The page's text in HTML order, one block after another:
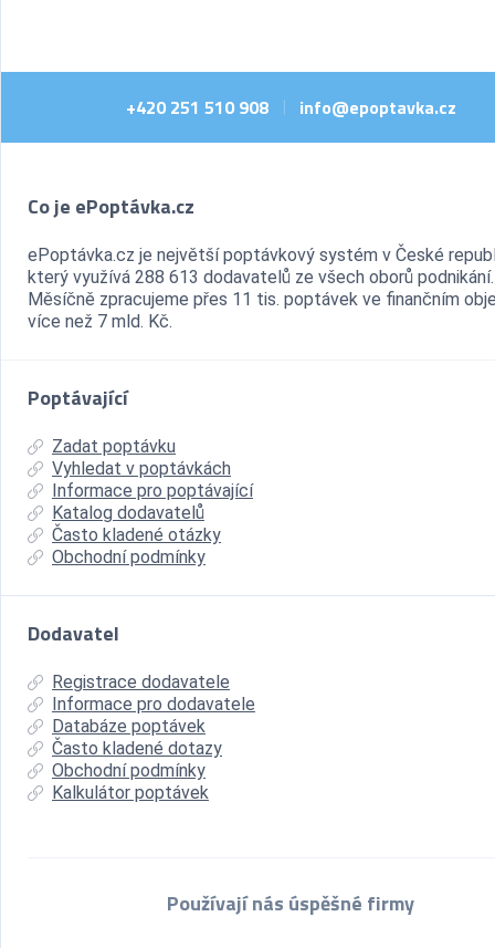
+420 251 510 908 | info@epoptavka.cz
Co je ePoptávka.cz
ePoptávka.cz je největší poptávkový systém v České
který využívá 288 613 dodavatelů ze všech oborů podnikání.
Měsíčně zpracujeme přes 11 tis. poptávek ve finančním
více než 7 mld. Kč.
Poptávající
Zadat poptávku
Vyhledat v poptávkách
Informace pro poptávající
Katalog dodavatelů
Často kladené otázky
Obchodní podmínky
Dodavatel
Registrace dodavatele
Informace pro dodavatele
Databáze poptávek
Často kladené dotazy
Obchodní podmínky
Kalkulátor poptávek
Používají nás úspěšné firmy